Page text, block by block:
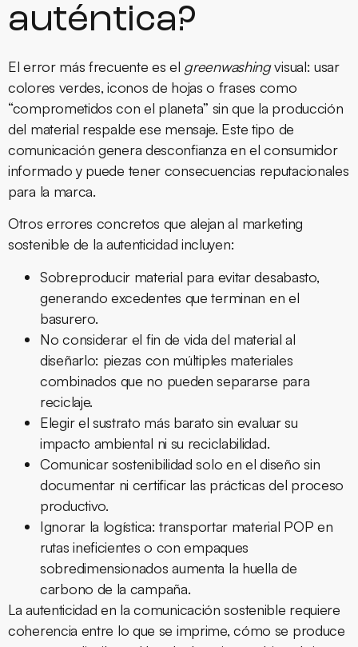
auténtica?
El error más frecuente es el greenwashingvisual: usar
colores verdes, iconos de hojas o frases como
“comprometidos con el planeta” sin que la producción
del material respalde ese mensaje. Este tipo de
comunicación genera desconfianza en el consumidor
informado y puede tener consecuencias reputacionales
para la marca.
Otros errores concretos que alejan al marketing
sostenible de la autenticidad incluyen:
Sobreproducir material para evitar desabasto,
generando excedentes que terminan en el
basurero.
No considerar el fin de vida del material al
diseñarlo: piezas con múltiples materiales
combinados que no pueden separarse para
reciclaje.
Elegir el sustrato más barato sin evaluar su
impacto ambiental ni su reciclabilidad.
Comunicar sostenibilidad solo en el diseño sin
documentar ni certificar las prácticas del proceso
productivo.
Ignorar la logística: transportar material POP en
rutas ineficientes o con empaques
sobredimensionados aumenta la huella de
carbono de la campaña.
La autenticidad en la comunicación sostenible requiere
coherencia entre lo que se imprime, cómo se produce